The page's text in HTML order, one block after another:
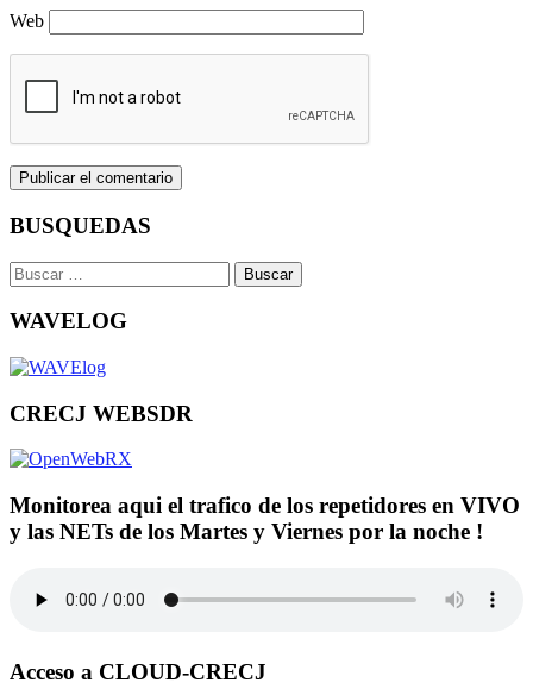
Web
BUSQUEDAS
Buscar:
WAVELOG
CRECJ WEBSDR
Monitorea aqui el trafico de los repetidores en VIVO
y las NETs de los Martes y Viernes por la noche !
Acceso a CLOUD-CRECJ